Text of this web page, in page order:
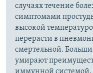
случаях течение
симптомами
высокой
перерасти в
смертельной.
умирают
иммунной системой,